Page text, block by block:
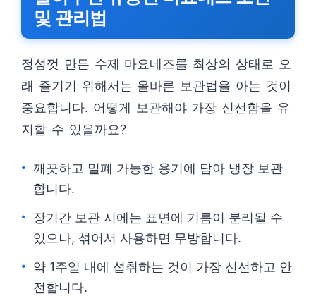
및 관리법
정성껏 만든 수제 마요네즈를 최상의 상태로 오
래 즐기기 위해서는 올바른 보관법을 아는 것이
중요합니다. 어떻게 보관해야 가장 신선함을 유
지할 수 있을까요?
깨끗하고 밀폐 가능한 용기에 담아 냉장 보관
합니다.
장기간 보관 시에는 표면에 기름이 분리될 수
있으나, 섞어서 사용하면 무방합니다.
약 1주일 내에 섭취하는 것이 가장 신선하고 안
전합니다.